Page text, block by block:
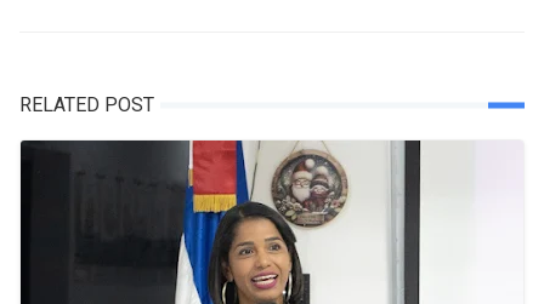
RELATED POST